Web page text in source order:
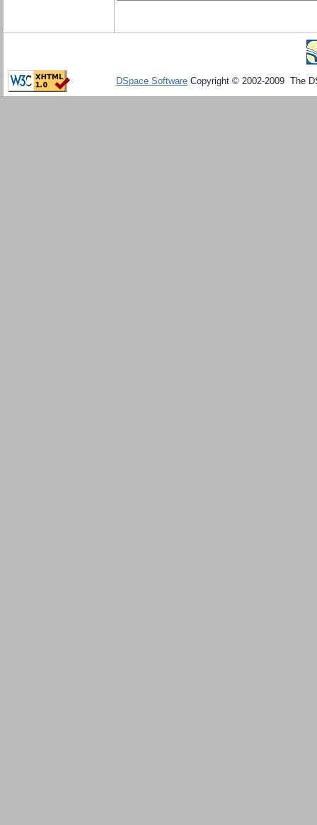
DSpace Software Copyright © 2002-2009 The